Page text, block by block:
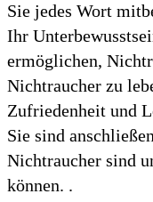
Sie jedes Wort
Ihr
ermöglichen,
Nichtraucher zu
Zufriedenheit und
Sie sind
Nichtraucher sind
können. .